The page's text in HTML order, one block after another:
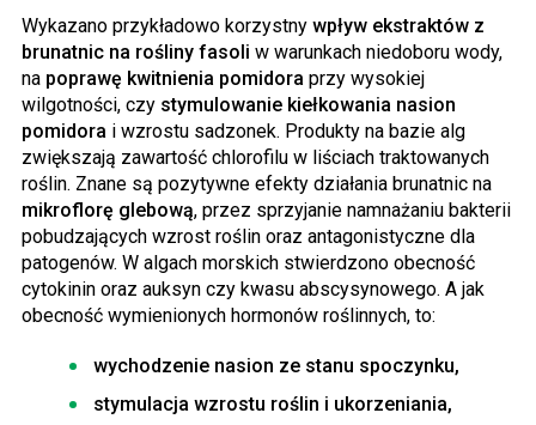
Wykazano przykładowo korzystny wpływ ekstraktów z
brunatnic na rośliny fasoli w warunkach niedoboru wody,
na poprawę kwitnienia pomidora przy wysokiej
wilgotności, czy stymulowanie kiełkowania nasion
pomidora i wzrostu sadzonek. Produkty na bazie alg
zwiększają zawartość chlorofilu w liściach traktowanych
roślin. Znane są pozytywne efekty działania brunatnic na
mikroflorę glebową, przez sprzyjanie namnażaniu bakterii
pobudzających wzrost roślin oraz antagonistyczne dla
patogenów. W algach morskich stwierdzono obecność
cytokinin oraz auksyn czy kwasu abscysynowego. A jak
obecność wymienionych hormonów roślinnych, to:
wychodzenie nasion ze stanu spoczynku,
stymulacja wzrostu roślin i ukorzeniania,